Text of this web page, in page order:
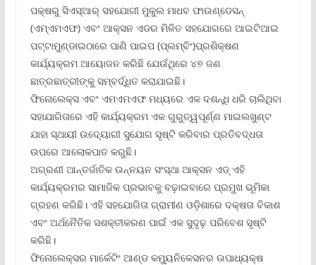
ପକ୍ଷରୁ ସିଏସ୍‌ଆର୍ ସହଯୋଗୀ ମୁକୁଲ ମାଧବ ଫାଉଣ୍ଡେସନ୍
(ଏମ୍‌ଏମଏଫ) ଏବଂ ଆକ୍ସନ ଏଡର ମିଳିତ ସହଯୋଗରେ ଆଇଟିଆଇ
ପଟ୍ଟାମୁଣ୍ଡାଇଠାରେ ପାଣି ପାଇପ (ପ୍ଲମ୍ବିଂ)ପ୍ରଶିକ୍ଷଣ
କାର୍ଯ୍ୟକ୍ରମ ଆୟୋଜନ କରିଛି ଯେଉଁଥିରେ ୪୭ ଜଣ
ଛାତ୍ରଛାତ୍ରୀଙ୍କୁ ସମ୍ବର୍ଦ୍ଧିତ କରାଯାଇଛି।
ଫିନୋଲେକ୍ସ ଏବଂ ଏମଏମଏଫ ମଧ୍ୟରେ ଏକ ଦଶନ୍ଧି ଧରି ଚାଲିଥିବା
ସହାଯାଗିତାରେ ଏହି କାର୍ଯ୍ୟକ୍ରମ ଏକ ଗୁରୁତ୍ୱପୂର୍ଣ୍ଣ ମାଇଲଖୁଣ୍ଟ
ଯାହା ସ୍ଥାୟୀ ଉଦ୍ୟୋଗୀ ସୁଯୋଗ ସୃଷ୍ଟି କରିବାର ପ୍ରତିବଦ୍ଧତା
ଉପରେ ଆଲୋକପାତ କରୁଛି।
ଅଗ୍ରଣୀ ଆନ୍ତର୍ଜାତିକ ଉନ୍ନୟନ ସଂସ୍ଥା ଆକ୍ସନ ଏଡ୍ ଏହି
କାର୍ଯ୍ୟକ୍ରମର ସାମାଜିକ ପ୍ରଭାବକୁ ବଢ଼ାଇବାରେ ପ୍ରମୁଖ ଭୂମିକା
ଗ୍ରହଣ କରିଛି। ଏହି ସହଯୋଗିତା ଗ୍ରାମୀଣ ଓଡ଼ିଶାରେ ଦକ୍ଷତା ବିକାଶ
ଏବଂ ଅର୍ଥନୈତିକ ସଶକ୍ତୀକରଣ ପାଇଁ ଏକ ସୁଦୃଢ଼ ପରିବେଶ ସୃଷ୍ଟି
କରିଛି।
ଫିନୋଲେକ୍ସର ମାର୍କେଟିଂ ଆଣ୍ଡ କମ୍ୟୁନିକେସନର ଉପାଧ୍ୟକ୍ଷ